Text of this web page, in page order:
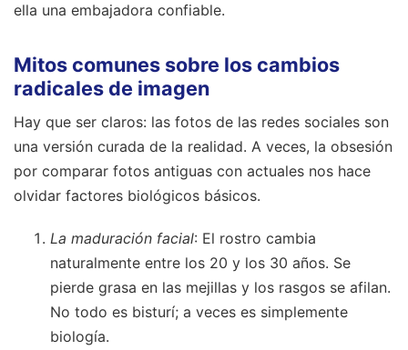
ella una embajadora confiable.
Mitos comunes sobre los cambios
radicales de imagen
Hay que ser claros: las fotos de las redes sociales son
una versión curada de la realidad. A veces, la obsesión
por comparar fotos antiguas con actuales nos hace
olvidar factores biológicos básicos.
La maduración facial: El rostro cambia
naturalmente entre los 20 y los 30 años. Se
pierde grasa en las mejillas y los rasgos se afilan.
No todo es bisturí; a veces es simplemente
biología.